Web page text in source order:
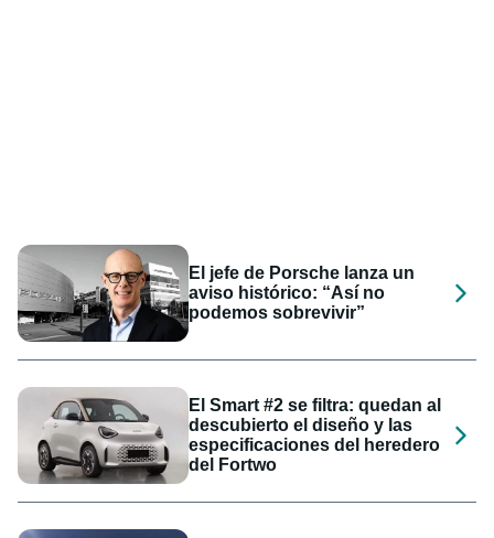
El jefe de Porsche lanza un
aviso histórico: “Así no
podemos sobrevivir”
El Smart #2 se filtra: quedan al
descubierto el diseño y las
especificaciones del heredero
del Fortwo